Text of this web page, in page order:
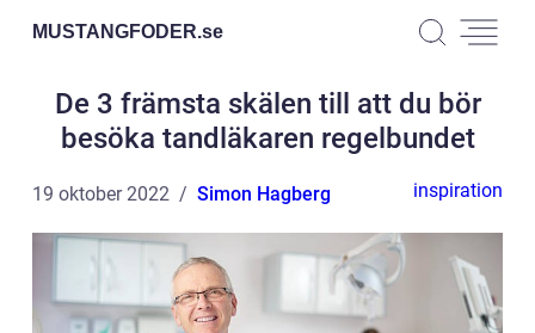
MUSTANGFODER.se
De 3 främsta skälen till att du bör
besöka tandläkaren regelbundet
19 oktober 2022 Simon Hagberg inspiration